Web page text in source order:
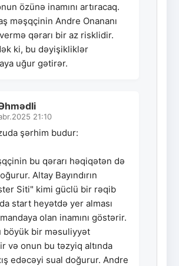
özünə inamını artıracaq.
məşqçinin Andre Onananı
qərarı bir az risklidir.
ki, bu dəyişikliklər
uğur gətirər.
21:10
şərhim budur:
bu qərarı həqiqətən də
Altay Bayındırın
Siti" kimi güclü bir rəqib
start heyətdə yer alması
olan inamını göstərir.
böyük bir məsuliyyət
və onun bu təzyiq altında
edəcəyi sual doğurur. Andre